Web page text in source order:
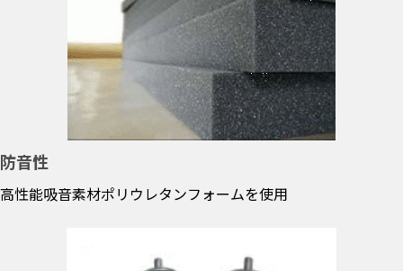
防音性
高性能吸音素材ポリウレタンフォームを使用